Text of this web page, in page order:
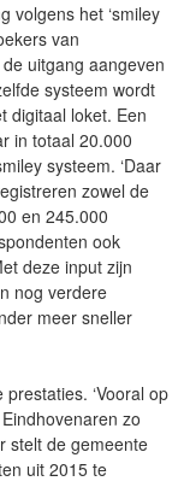
volgens het ‘smiley
van
uitgang aangeven
systeem wordt
digitaal loket. Een
in totaal 20.000
systeem. ‘Daar
zowel de
en 245.000
ook
deze input zijn
nog verdere
meer sneller
‘Vooral op
zo
stelt de gemeente
uit 2015 te